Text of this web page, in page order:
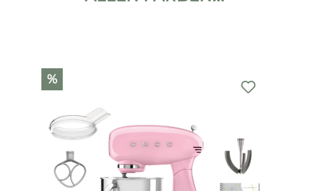
Produktgalerie überspringen
%